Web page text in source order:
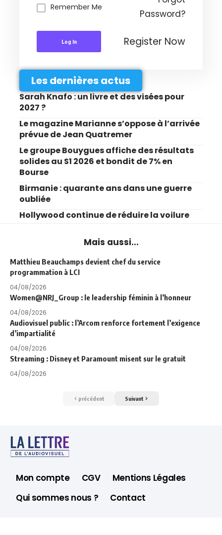
Remember Me
Password?
Log In Register Now
Les dernières actus
Sarah Knafo : un livre et des visées pour
2027 ?
Le magazine Marianne s’oppose à l’arrivée
prévue de Jean Quatremer
Le groupe Bouygues affiche des résultats
solides au S1 2026 et bondit de 7% en
Bourse
Birmanie : quarante ans dans une guerre
oubliée
Hollywood continue de réduire la voilure
Mais aussi...
Matthieu Beauchamps devient chef du service
programmation à LCI
04/08/2026
Women@NRJ_Group : le leadership féminin à l’honneur
04/08/2026
Audiovisuel public : l’Arcom renforce fortement l’exigence
d’impartialité
04/08/2026
Streaming : Disney et Paramount misent sur le gratuit
04/08/2026
précédent Suivant
Mon compte CGV
Mentions Légales
Qui sommes nous ?
Contact